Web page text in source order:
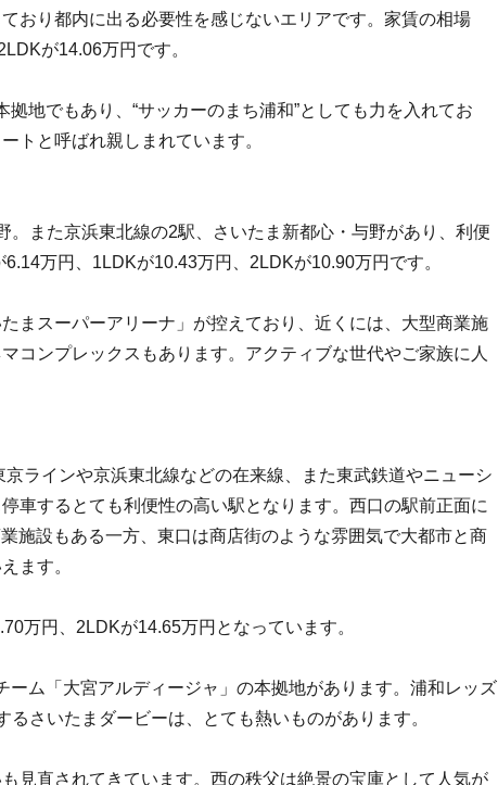
おり都内に出る必要性を感じないエリアです。家賃の相場
が14.06万円です。
地でもあり、“サッカーのまち浦和”としても力を入れてお
トと呼ばれ親しまれています。
。また京浜東北線の2駅、さいたま新都心・与野があり、利便
万円、1LDKが10.43万円、2LDKが10.90万円です。
まスーパーアリーナ」が控えており、近くには、大型商業施
コンプレックスもあります。アクティブな世代やご家族に人
ラインや京浜東北線などの在来線、また東武鉄道やニューシ
車するとても利便性の高い駅となります。西口の駅前正面に
施設もある一方、東口は商店街のような雰囲気で大都市と商
ます。
万円、2LDKが14.65万円となっています。
ーム「大宮アルディージャ」の本拠地があります。浦和レッズ
さいたまダービーは、とても熱いものがあります。
見直されてきています。西の秩父は絶景の宝庫として人気が